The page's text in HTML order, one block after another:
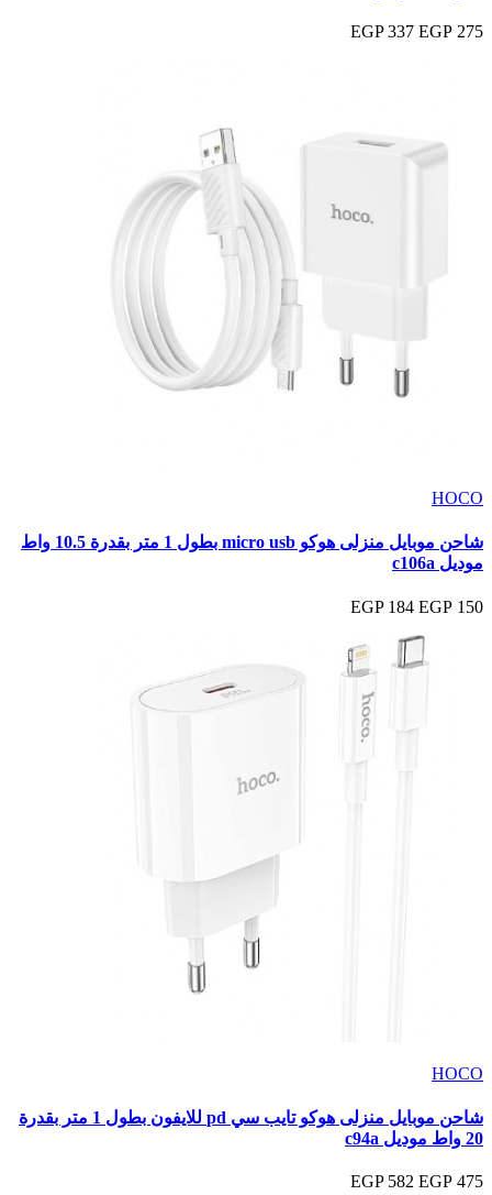
275 EGP
337 EGP
HOCO
شاحن موبايل منزلى هوكو micro usb بطول 1 متر بقدرة 10.5 واط
موديل c106a
150 EGP
184 EGP
HOCO
شاحن موبايل منزلى هوكو تايب سي pd للايفون بطول 1 متر بقدرة
20 واط موديل c94a
475 EGP
582 EGP